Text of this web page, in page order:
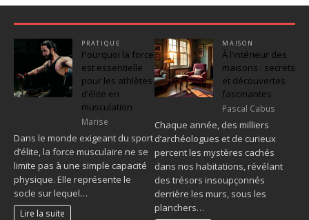
PRATIQUE
Pourquoi la force
est essentielle
pour les athlètes
d’élite en
musculation
Marise
Dans le monde exigeant du sport
d’élite, la force musculaire ne se
limite pas à une simple capacité
physique. Elle représente le
socle sur lequel…
Lire la suite
MAISON
À l’intérieur des
maisons : secrets
et découvertes
fascinantes
Pascal Cabus
Chaque année, des milliers
d’archéologues et de curieux
percent les mystères cachés
dans nos habitations, révélant
des trésors insoupçonnés
derrière les murs, sous les
planchers…